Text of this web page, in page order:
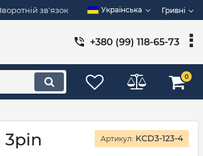
зв'язок Українська Гривні
+380 (99) 118-65-73
0
3pin
Артикул: KCD3-123-4